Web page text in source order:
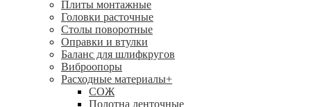
Плиты монтажные
Головки расточные
Столы поворотные
Оправки и втулки
Баланс для шлифкругов
Виброопоры
Расходные материалы+
СОЖ
Полотна ленточные